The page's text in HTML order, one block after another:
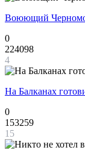
Воюющий
0
224098
4
На Балканах
0
153259
15